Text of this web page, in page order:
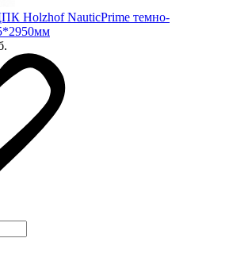
Holzhof NauticPrime темно-